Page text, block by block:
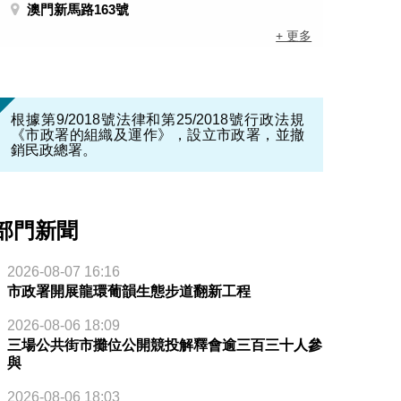
澳門新馬路163號
+ 更多
根據第9/2018號法律和第25/2018號行政法規
《市政署的組織及運作》，設立市政署，並撤
銷民政總署。
門新聞
2026-08-07 16:16
市政署開展龍環葡韻生態步道翻新工程
2026-08-06 18:09
三場公共街市攤位公開競投解釋會逾三百三十人參
與
2026-08-06 18:03